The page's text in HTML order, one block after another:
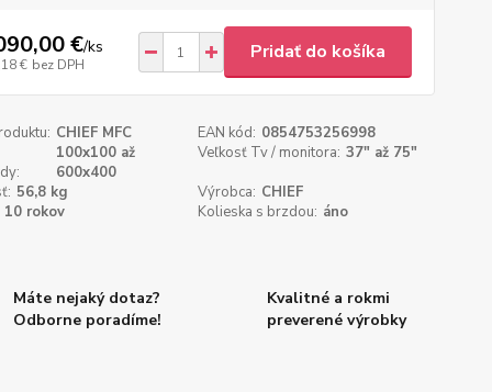
€/ks
€ bez DPH
Pridať do košíka
CHIEF MFC EAN kód: 0854753256998
100x100 až
600x400
Veľkosť Tv / monitora: 37" až 75"
56,8 kg Výrobca: CHIEF
10 rokov Kolieska s brzdou: áno
Máte nejaký dotaz?
Odborne poradíme!
Kvalitné a rokmi
preverené výrobky